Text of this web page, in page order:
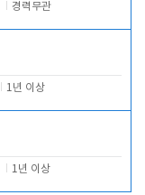
경력무관
1년 이상
1년 이상